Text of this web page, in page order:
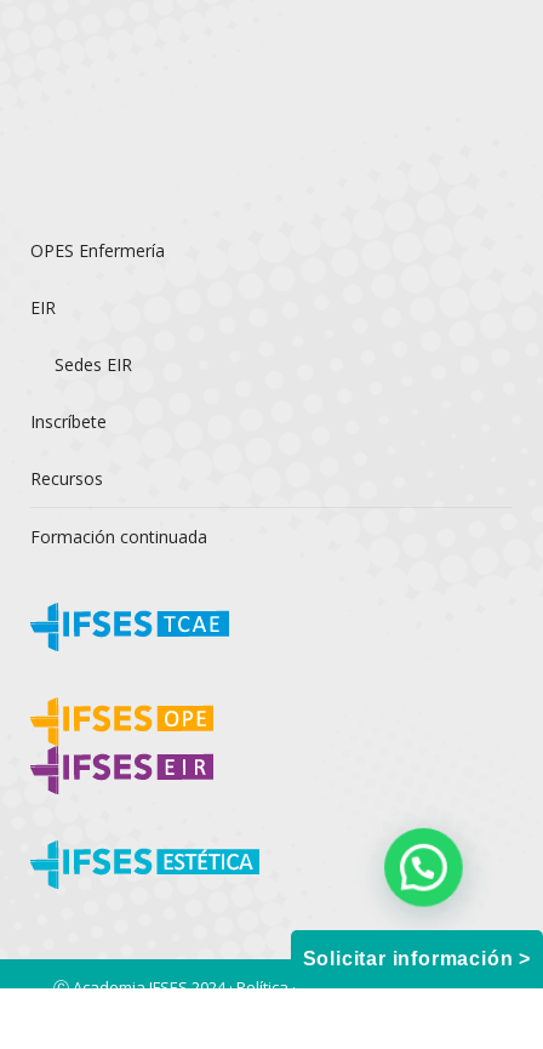
OPES Enfermería
EIR
Sedes EIR
Inscríbete
Recursos
Formación continuada
Ⓒ Academia IFSES 2024 ·Política de Privacidad·Aviso legal·
Solicitar información >